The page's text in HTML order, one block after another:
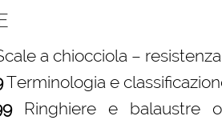
a chiocciola –
Terminologia e
Ringhiere e balaustre o